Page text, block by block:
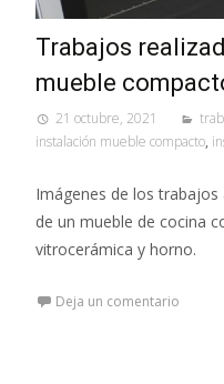
Trabajos
mueble
21 octubre, 2021
instalación mueble compacto,
Imágenes de los
de un mueble de cocina
vitrocerámica y horno.
Deja un comentario